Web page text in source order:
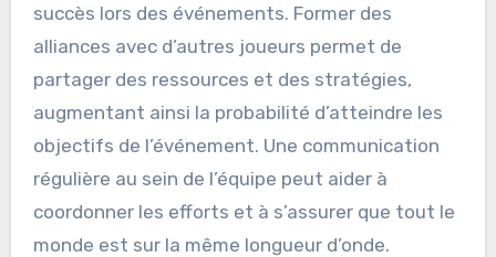
succès lors des événements. Former des
alliances avec d’autres joueurs permet de
partager des ressources et des stratégies,
augmentant ainsi la probabilité d’atteindre les
objectifs de l’événement. Une communication
régulière au sein de l’équipe peut aider à
coordonner les efforts et à s’assurer que tout le
monde est sur la même longueur d’onde.